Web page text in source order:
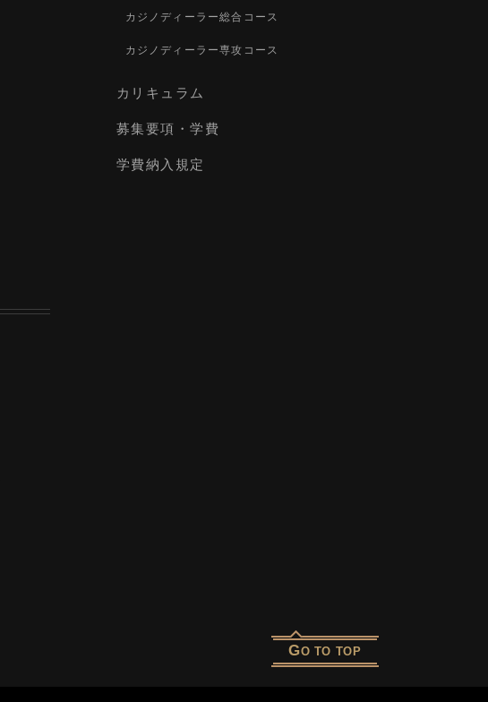
カジノディーラー総合コース
カジノディーラー専攻コース
カリキュラム
募集要項・学費
学費納入規定
GO TO TOP